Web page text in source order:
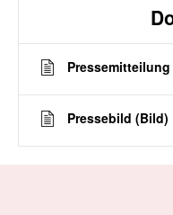
Pressemitteilung
Pressebild (Bild)